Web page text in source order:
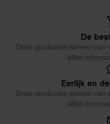
De
Onze producten komen van
altijd
Eerlijk en
Onze producten komen van
altijd